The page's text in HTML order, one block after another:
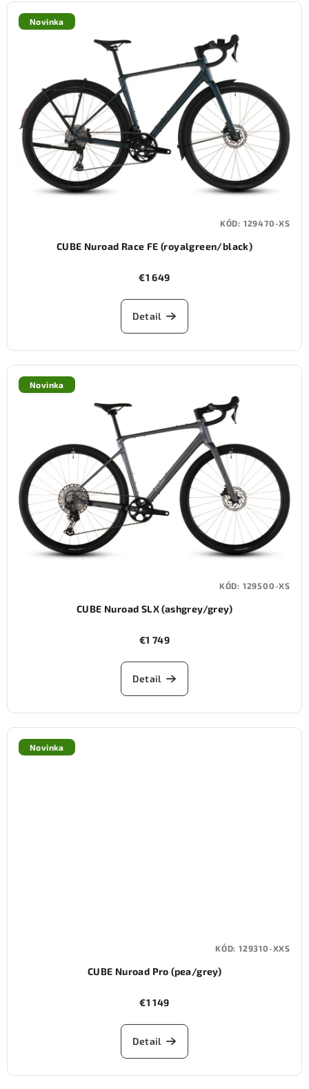
Novinka
CUBE Nuroad Race FE (royalgreen/black)
€1 649
Detail
KÓD: 129470-XS
Novinka
CUBE Nuroad SLX (ashgrey/grey)
€1 749
Detail
KÓD: 129500-XS
Novinka
CUBE Nuroad Pro (pea/grey)
€1 149
Detail
KÓD: 129310-XXS